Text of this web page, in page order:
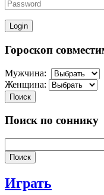
Гороскоп
Мужчина:
Женщина:
Поиск
Поиск по соннику
Поиск
Играть